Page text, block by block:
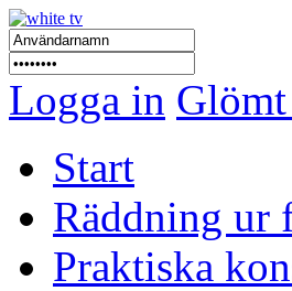
Logga in
Start
Räddning ur
Praktiska